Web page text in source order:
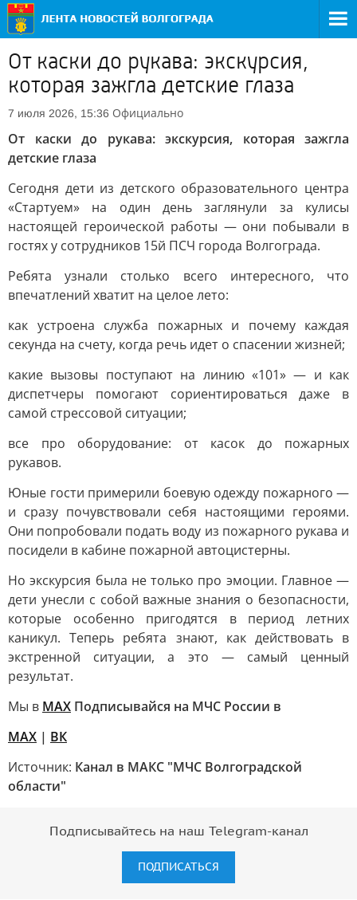
От каски до рукава: экскурсия,
которая зажгла детские глаза
7 июля 2026, 15:36 Официально
От каски до рукава: экскурсия, которая зажгла
детские глаза
Сегодня дети из детского образовательного центра
«Стартуем» на один день заглянули за кулисы
настоящей героической работы — они побывали в
гостях у сотрудников 15й ПСЧ города Волгограда.
Ребята узнали столько всего интересного, что
впечатлений хватит на целое лето:
как устроена служба пожарных и почему каждая
секунда на счету, когда речь идет о спасении жизней;
какие вызовы поступают на линию «101» — и как
диспетчеры помогают сориентироваться даже в
самой стрессовой ситуации;
все про оборудование: от касок до пожарных
рукавов.
Юные гости примерили боевую одежду пожарного —
и сразу почувствовали себя настоящими героями.
Они попробовали подать воду из пожарного рукава и
посидели в кабине пожарной автоцистерны.
Но экскурсия была не только про эмоции. Главное —
дети унесли с собой важные знания о безопасности,
которые особенно пригодятся в период летних
каникул. Теперь ребята знают, как действовать в
экстренной ситуации, а это — самый ценный
результат.
Мы в МАХ Подписывайся на МЧС России в
МАХ | ВК
Источник: Канал в МАКС "МЧС Волгоградской
области"
Подписывайтесь на наш Telegram-канал
ПОДПИСАТЬСЯ